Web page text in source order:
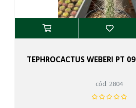
TEPHROCACTUS WEBERI PT 09
cód: 2804